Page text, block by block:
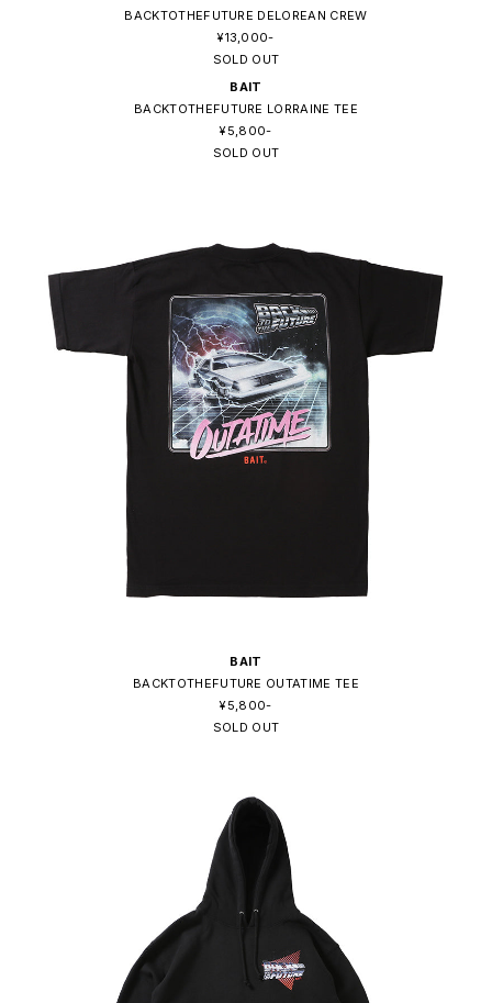
BACKTOTHEFUTURE DELOREAN CREW
¥13,000-
SOLD OUT
BAIT
BACKTOTHEFUTURE LORRAINE TEE
¥5,800-
SOLD OUT
BAIT
BACKTOTHEFUTURE OUTATIME TEE
¥5,800-
SOLD OUT